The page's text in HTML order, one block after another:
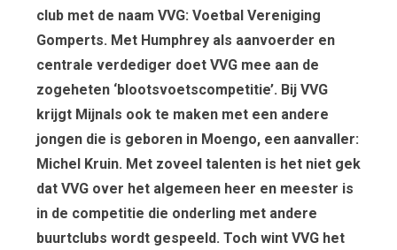
club met de naam VVG: Voetbal Vereniging
Gomperts. Met Humphrey als aanvoerder en
centrale verdediger doet VVG mee aan de
zogeheten ‘blootsvoetscompetitie’. Bij VVG
krijgt Mijnals ook te maken met een andere
jongen die is geboren in Moengo, een aanvaller:
Michel Kruin. Met zoveel talenten is het niet gek
dat VVG over het algemeen heer en meester is
in de competitie die onderling met andere
buurtclubs wordt gespeeld. Toch wint VVG het